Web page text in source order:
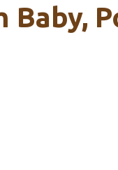
Baby,